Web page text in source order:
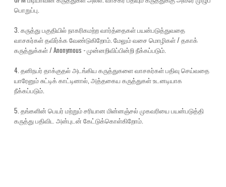
பொறுப்பு.
3. கருத்து பகுதியில் நாகரிகமற்ற வார்த்தைகள் பயன்படுத்துவதை
வாசகர்கள் தவிர்க்க வேண்டுகிறோம். மேலும் வசை மொழிகள் / தகாக்
கருத்துக்கள் / Anonymous - முன்னறிவிப்பின்றி நீக்கப்படும்.
4. தனிநபர் தாக்குதல் அடங்கிய கருத்துகளை வாசகர்கள் பதிவு செய்வதை
யாரேனும் சுட்டிக் காட்டினால், அத்தகைய கருத்துகள் உடனடியாக
நீக்கப்படும்.
5. தங்களின் பெயர் மற்றும் சரியான மின்னஞ்சல் முகவரியை பயன்படுத்தி
கருத்து பதிவிட அன்புடன் கேட்டுக்கொள்கிறோம்.